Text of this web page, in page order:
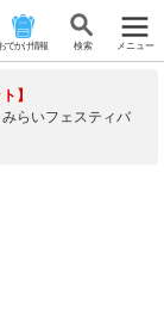
でかけ情報 検 索 メニュー
】
らいフェスティバ